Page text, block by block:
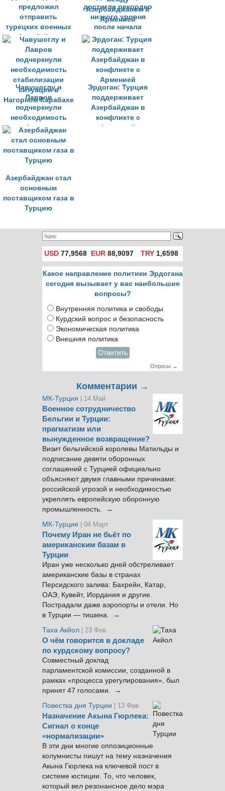
предложил
отправить
турецких военных
в Азербайджан
достигла рекордно
низкого уровня
после начала
столкновений
между
Азербайджаном и
Арменией
Чавушоглу и
Лавров
подчеркнули
необходимость
стабилизации
ситуации в
Нагорном Карабахе
Эрдоган: Турция
поддерживает
Азербайджан в
конфликте с
Арменией
Азербайджан стал
основным
поставщиком газа в
Турцию
USD 77,9568 EUR 88,9097 TRY1,6598
Какое направление политики Эрдогана
сегодня вызывает у вас наибольшие
вопросы?
Внутренняя политика и свободы
Курдский вопрос и безопасность
Экономическая политика
Внешняя политика
Ответить
Опросы →
Комментарии →
МК-Турция | 14 Май
Военное сотрудничество
Бельгии и Турции:
прагматизм или
вынужденное возвращение?
Визит бельгийской королевы Матильды и
подписание девяти оборонных
соглашений с Турцией официально
объясняют двумя главными причинами:
российской угрозой и необходимостью
укреплять европейскую оборонную
промышленность. →
МК-Турция
| 04 Март
Почему Иран не бьёт по
американским базам в
Турции
Иран уже несколько дней обстреливает
американские базы в странах
Персидского залива: Бахрейн, Катар,
ОАЭ, Кувейт, Иордания и другие.
Пострадали даже аэропорты и отели. Но
в Турции — тишина. →
Таха Акйол | 23 Фев.
О чём говорится в докладе
по курдскому вопросу?
Совместный доклад
парламентской комиссии, созданной в
рамках «процесса урегулирования», был
принят 47 голосами. →
Повестка дня Турции
| 13 Фев.
Назначение Акына Гюрлека:
Сигнал о конце
«нормализации»
В эти дни многие оппозиционные
колумнисты пишут на тему назначения
Акына Гюрлека на ключевой пост в
системе юстиции. То, что человек,
который вел резонансное дело мэра